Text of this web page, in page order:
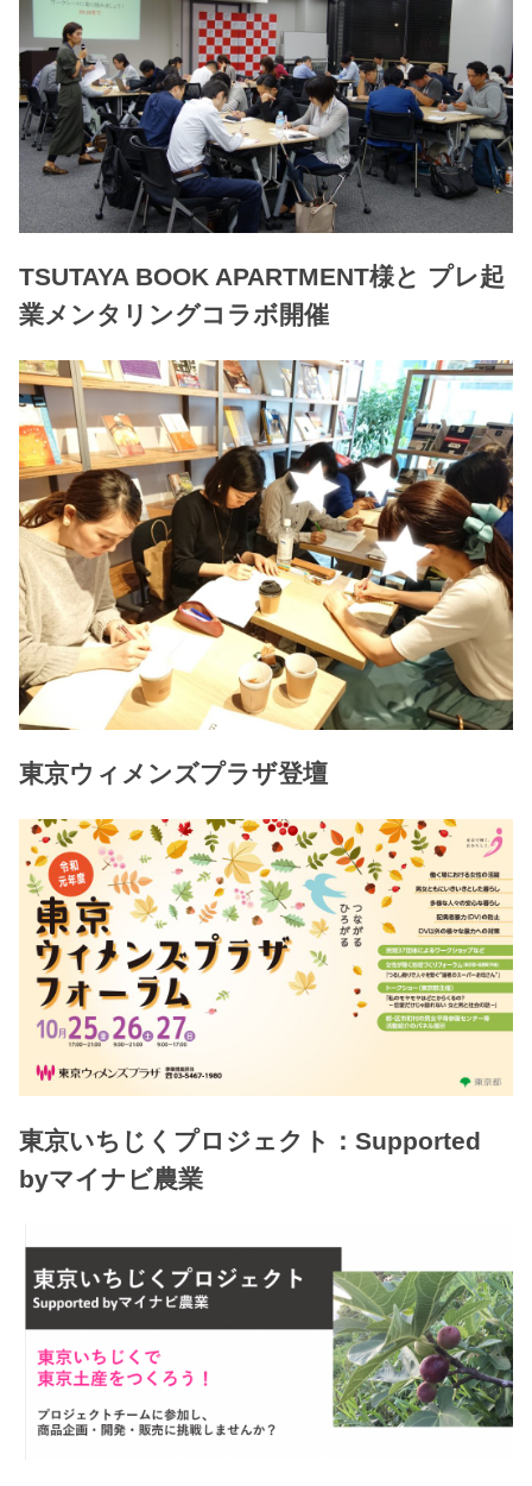
TSUTAYA BOOK APARTMENT様と プレ起
業メンタリングコラボ開催
東京ウィメンズプラザ登壇
東京いちじくプロジェクト：Supported
byマイナビ農業